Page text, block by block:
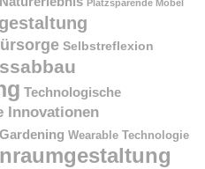
Platzsparende Möbel
Selbstreflexion
Technologische
Innovationen
Wearable Technologie